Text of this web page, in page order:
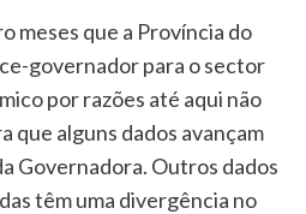
meses que a Província do
governador para o sector
por razões até aqui não
que alguns dados avançam
Governadora. Outros dados
têm uma divergência no